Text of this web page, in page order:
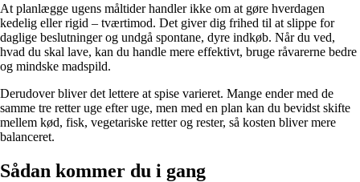
At planlægge ugens måltider handler ikke om at gøre hverdagen
kedelig eller rigid – tværtimod. Det giver dig frihed til at slippe for
daglige beslutninger og undgå spontane, dyre indkøb. Når du ved,
hvad du skal lave, kan du handle mere effektivt, bruge råvarerne bedre
og mindske madspild.
Derudover bliver det lettere at spise varieret. Mange ender med de
samme tre retter uge efter uge, men med en plan kan du bevidst skifte
mellem kød, fisk, vegetariske retter og rester, så kosten bliver mere
balanceret.
Sådan kommer du i gang